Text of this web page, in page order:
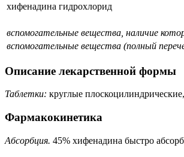
хифенадина гидрохлорид
вспомогательные вещества, наличие
вспомогательные вещества (полный
Описание лекарственной формы
Таблетки: круглые
Фармакокинетика
Абсорбция. 45% хифенадина быстро